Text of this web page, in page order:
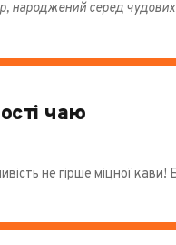
народжений серед
чаю
не гірше міцної